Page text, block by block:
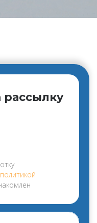
рассылку
политикой